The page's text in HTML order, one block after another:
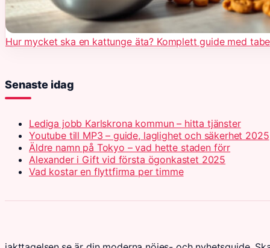
Hur mycket ska en kattunge äta? Komplett guide med
Senaste idag
Lediga jobb Karlskrona kommun – hitta tjänster
Youtube till MP3 – guide, laglighet och säkerhet 2025
Äldre namn på Tokyo – vad hette staden förr
Alexander i Gift vid första ögonkastet 2025
Vad kostar en flyttfirma per timme